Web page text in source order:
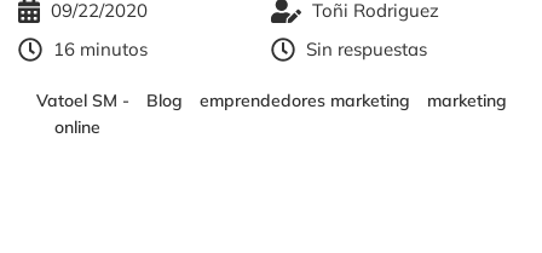
09/22/2020
Toñi Rodriguez
16 minutos
Sin respuestas
Vatoel SM - Blog emprendedores marketing
marketing
online